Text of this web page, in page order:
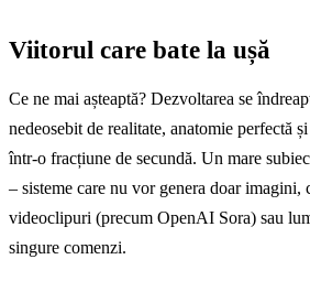
Viitorul care bate la ușă
Ce ne mai așteaptă? Dezvoltarea se
nedeosebit de realitate, anatomie perfectă
într-o fracțiune de secundă. Un mare
– sisteme care nu vor genera doar imagini,
videoclipuri (precum OpenAI Sora) sau
singure comenzi.